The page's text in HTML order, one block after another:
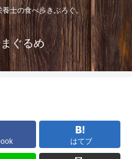
士の食べ歩きぶろぐ。
ぐるめ
はてブ